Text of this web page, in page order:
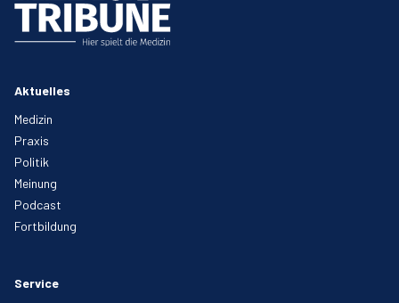
Aktuelles
Medizin
Praxis
Politik
Meinung
Podcast
Fortbildung
Service